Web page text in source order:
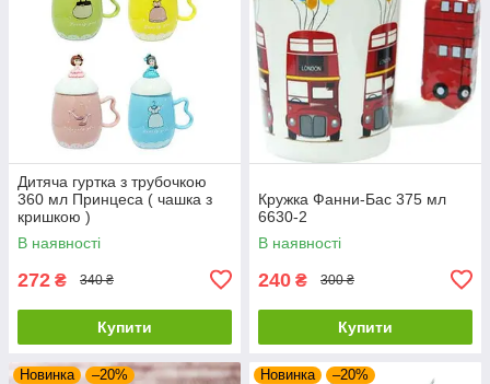
Дитяча гуртка з трубочкою
360 мл Принцеса ( чашка з
кришкою )
В наявності
272 ₴ 340 ₴
Купити
Кружка Фанни-Бас 375 мл
6630-2
В наявності
240 ₴ 300 ₴
Купити
Новинка
–20%
Новинка
–20%